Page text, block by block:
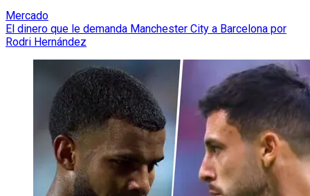
Mercado
El dinero que le demanda Manchester City a Barcelona por
Rodri Hernández